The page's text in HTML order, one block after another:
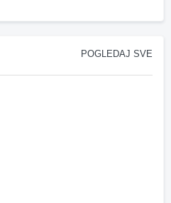
POGLEDAJ SVE